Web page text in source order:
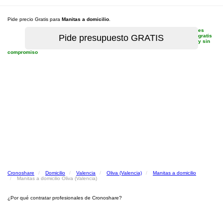
Pide precio Gratis para Manitas a domicilio
es
gratis
y sin
compromiso
Cronoshare Domicilio Valencia Oliva (Valencia)
Manitas a domicilio
Manitas a domicilio Oliva (Valencia)
¿Por qué contratar profesionales de Cronoshare?